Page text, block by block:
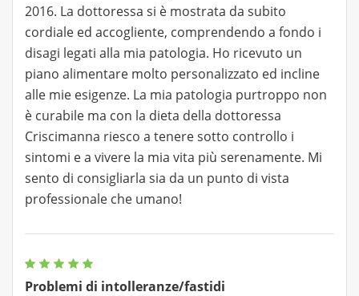
2016. La dottoressa si è mostrata da subito
cordiale ed accogliente, comprendendo a fondo i
disagi legati alla mia patologia. Ho ricevuto un
piano alimentare molto personalizzato ed incline
alle mie esigenze. La mia patologia purtroppo non
è curabile ma con la dieta della dottoressa
Criscimanna riesco a tenere sotto controllo i
sintomi e a vivere la mia vita più serenamente. Mi
sento di consigliarla sia da un punto di vista
professionale che umano!
Problemi di intolleranze/fastidi